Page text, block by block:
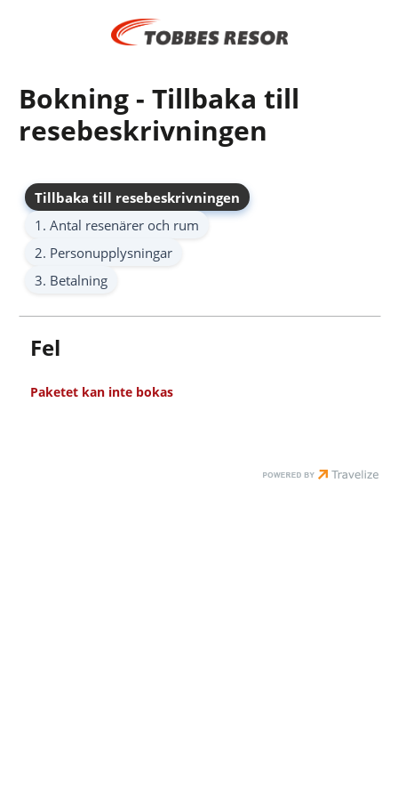
Bokning - Tillbaka till
resebeskrivningen
Tillbaka till resebeskrivningen
1. Antal resenärer och rum
2. Personupplysningar
3. Betalning
Fel
Paketet kan inte bokas